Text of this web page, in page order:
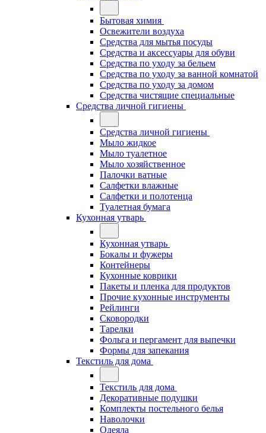
Бытовая химия
Освежители воздуха
Средства для мытья посуды
Средства и аксессуары для обуви
Средства по уходу за бельем
Средства по уходу за ванной комнатой
Средства по уходу за домом
Средства чистящие специальные
Средства личной гигиены
Средства личной гигиены
Мыло жидкое
Мыло туалетное
Мыло хозяйственное
Палочки ватные
Салфетки влажные
Салфетки и полотенца
Туалетная бумага
Кухонная утварь
Кухонная утварь
Бокалы и фужеры
Контейнеры
Кухонные коврики
Пакеты и пленка для продуктов
Прочие кухонные инструменты
Рейлинги
Сковородки
Тарелки
Фольга и пергамент для выпечки
Формы для запекания
Текстиль для дома
Текстиль для дома
Декоративные подушки
Комплекты постельного белья
Наволочки
Одеяла